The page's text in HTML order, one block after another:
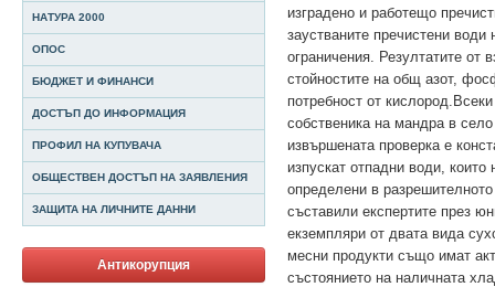
НАТУРА 2000
ОПОС
БЮДЖЕТ И ФИНАНСИ
ДОСТЪП ДО ИНФОРМАЦИЯ
ПРОФИЛ НА КУПУВАЧА
ОБЩЕСТВЕН ДОСТЪП НА ЗАЯВЛЕНИЯ
ЗАЩИТА НА ЛИЧНИТЕ ДАННИ
Антикорупция
изградено и работещо
заустваните пречистени
ограничения. Резултатите от
стойностите на общ азот,
потребност от кислород.
собственика на мандра в
извършената проверка е
изпускат отпадни води, които
определени в разрешителното
съставили експертите през
екземпляри от двата вида
месни продукти също имат
състоянието на наличната